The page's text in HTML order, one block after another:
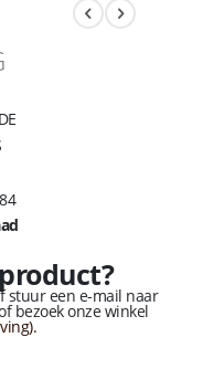
stuur een e-mail naar
bezoek onze winkel